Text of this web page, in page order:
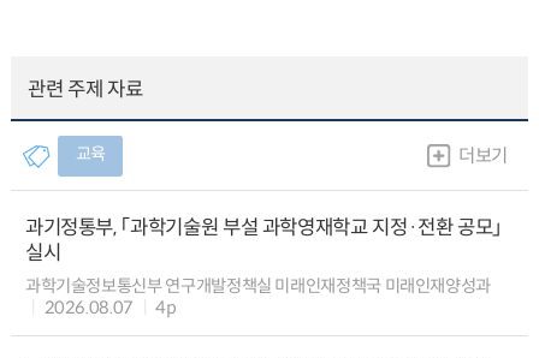
관련 주제 자료
교육 더보기
과기정통부, 「과학기술원 부설 과학영재학교 지정·전환 공모」
실시
과학기술정보통신부 연구개발정책실 미래인재정책국 미래인재양성과
2026.08.07
4p